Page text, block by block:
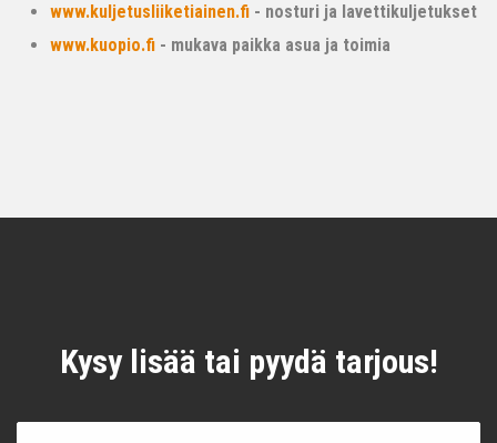
www.kuljetusliiketiainen.fi - nosturi ja lavettikuljetukset
www.kuopio.fi - mukava paikka asua ja toimia
Kysy lisää tai pyydä tarjous!